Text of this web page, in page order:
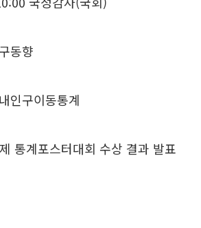
동향
인구이동통계
통계포스터대회 수상 결과 발표